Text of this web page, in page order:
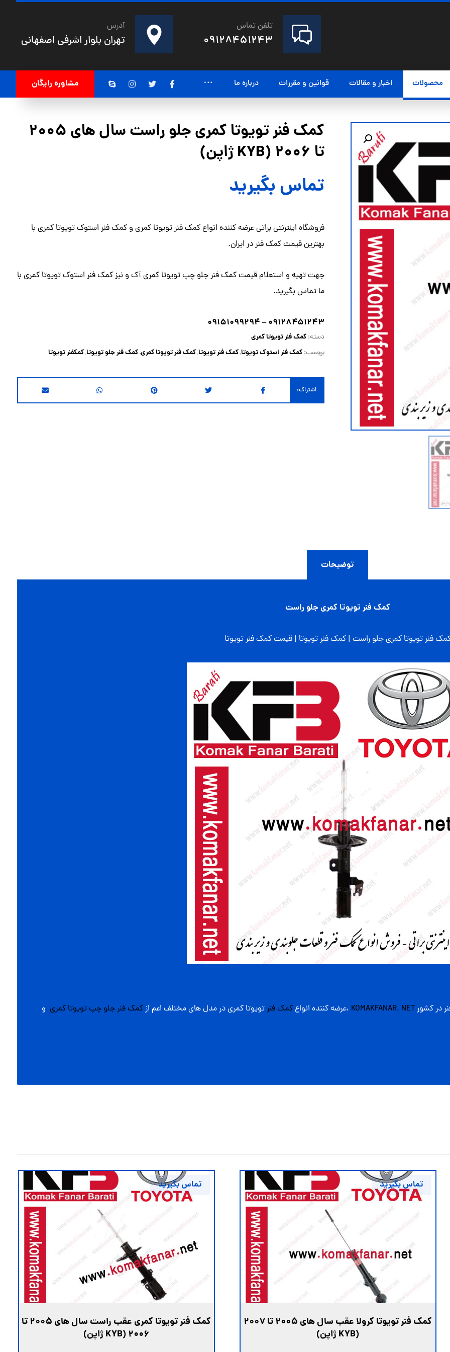
آدرس
تهران بلوار اشرفی اصفهانی
تلفن تماس
09128451243
محصولات اخبار و مقالات قوانین و مقررات درباره ما مشاوره رایگان
کمک فنر تویوتا کمری جلو راست سال های 2005
تا 2006 (KYB ژاپن)
تماس بگیرید
فروشگاه اینترنتی براتی عرضه کننده انواع کمک فنر تویوتا کمری و کمک فنر استوک تویوتا کمری با
بهترینقیمت کمک فنردر ایران.
جهت تهیه و استعلام قیمتکمک فنر جلو چپ تویوتا کمریآک و نیز کمک فنر استوک تویوتا کمری با
ما تماسبگیرید.
۰۹۱۲۸۴۵۱۲۴۳ – ۰۹۱۵۱۰۹۹۲۹۴
دسته: کمک فنر تویوتا کمری
برچسب: کمک فنر استوک تویوتا,کمک فنر تویوتا,کمک فنر تویوتا کمری,کمک فنر جلو تویوتا,کمکفنر تویوتا
توضیحات
کمک فنر تویوتا کمری جلو راست
فنر تویوتا کمری جلو راست | کمک فنر تویوتا | قیمت کمک فنر تویوتا
در کشورKOMAKFANAR. NET ،عرضه کننده انواعکمک فنرتویوتا کمری در مدل های مختلف اعم ازکمک فنر جلو چپ تویوتا کمریو
کمک فنر تویوتا کرولا عقب سال های ۲۰۰۵ تا ۲۰۰۷
(KYB ژاپن)
تماس بگیرید
کمک فنر تویوتا کمری عقب راست سال های 2005 تا
2006 (KYB ژاپن)
تماس بگیرید